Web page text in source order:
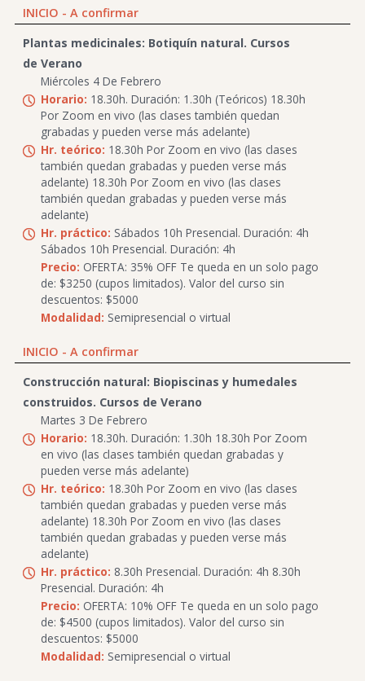
INICIO - A confirmar
Plantas medicinales: Botiquín natural. Cursos
de Verano
Miércoles 4 De Febrero
Horario: 18.30h. Duración: 1.30h (Teóricos) 18.30h
Por Zoom en vivo (las clases también quedan
grabadas y pueden verse más adelante)
Hr. teórico: 18.30h Por Zoom en vivo (las clases
también quedan grabadas y pueden verse más
adelante) 18.30h Por Zoom en vivo (las clases
también quedan grabadas y pueden verse más
adelante)
Hr. práctico: Sábados 10h Presencial. Duración: 4h
Sábados 10h Presencial. Duración: 4h
Precio: OFERTA: 35% OFF Te queda en un solo pago
de: $3250 (cupos limitados). Valor del curso sin
descuentos: $5000
Modalidad: Semipresencial o virtual
INICIO - A confirmar
Construcción natural: Biopiscinas y humedales
construidos. Cursos de Verano
Martes 3 De Febrero
Horario: 18.30h. Duración: 1.30h 18.30h Por Zoom
en vivo (las clases también quedan grabadas y
pueden verse más adelante)
Hr. teórico: 18.30h Por Zoom en vivo (las clases
también quedan grabadas y pueden verse más
adelante) 18.30h Por Zoom en vivo (las clases
también quedan grabadas y pueden verse más
adelante)
Hr. práctico: 8.30h Presencial. Duración: 4h 8.30h
Presencial. Duración: 4h
Precio: OFERTA: 10% OFF Te queda en un solo pago
de: $4500 (cupos limitados). Valor del curso sin
descuentos: $5000
Modalidad: Semipresencial o virtual